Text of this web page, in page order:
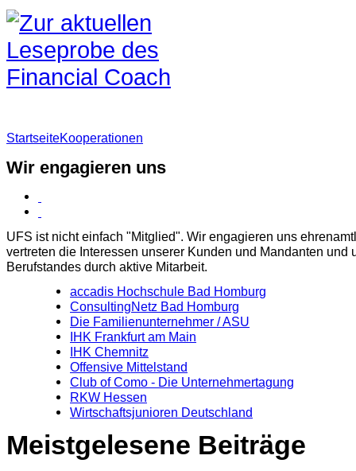
StartseiteKooperationen
Wir engagieren uns
UFS ist nicht einfach "Mitglied". Wir engagieren uns
vertreten die Interessen unserer Kunden und Mandanten und
Berufstandes durch aktive Mitarbeit.
accadis Hochschule Bad Homburg
ConsultingNetz Bad Homburg
Die Familienunternehmer / ASU
IHK Frankfurt am Main
IHK Chemnitz
Offensive Mittelstand
Club of Como - Die Unternehmertagung
RKW Hessen
Wirtschaftsjunioren Deutschland
Meistgelesene Beiträge